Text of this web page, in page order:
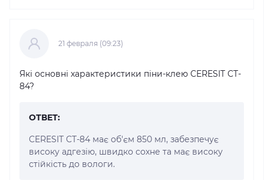
21 февраля (09:23)
Які основні характеристики піни-клею CERESIT CT-
84?
ОТВЕТ:
CERESIT CT-84 має об'єм 850 мл, забезпечує
високу адгезію, швидко сохне та має високу
стійкість до вологи.